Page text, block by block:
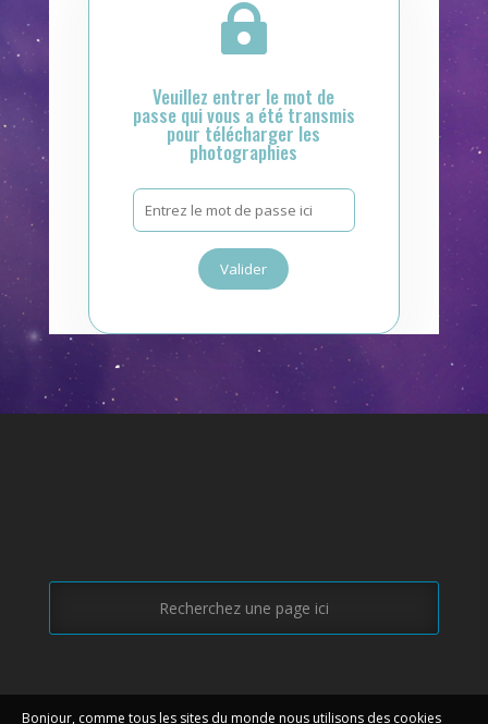

Veuillez entrer le mot de
passe qui vous a été transmis
pour télécharger les
photographies
Valider
Bonjour, comme tous les sites du monde nous utilisons des cookies